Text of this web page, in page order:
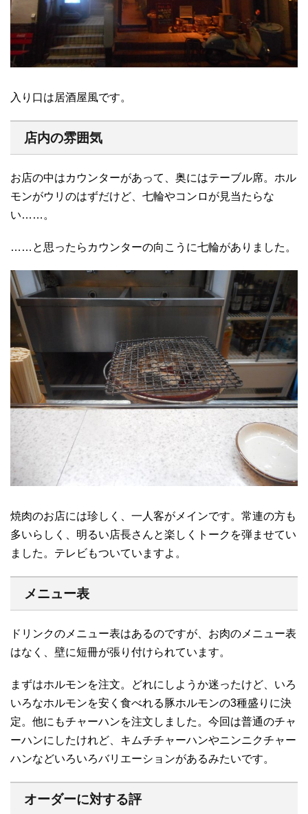
入り口は居酒屋風です。
店内の雰囲気
お店の中はカウンターがあって、奥にはテーブル席。ホル
モンがウリのはずだけど、七輪やコンロが見当たらな
い……。
……と思ったらカウンターの向こうに七輪がありました。
焼肉のお店には珍しく、一人客がメインです。常連の方も
多いらしく、明るい店長さんと楽しくトークを弾ませてい
ました。テレビもついていますよ。
メニュー表
ドリンクのメニュー表はあるのですが、お肉のメニュー表
はなく、壁に短冊が張り付けられています。
まずはホルモンを注文。どれにしようか迷ったけど、いろ
いろなホルモンを安く食べれる豚ホルモンの3種盛りに決
定。他にもチャーハンを注文しました。今回は普通のチャ
ーハンにしたけれど、キムチチャーハンやニンニクチャー
ハンなどいろいろバリエーションがあるみたいです。
オーダーに対する評